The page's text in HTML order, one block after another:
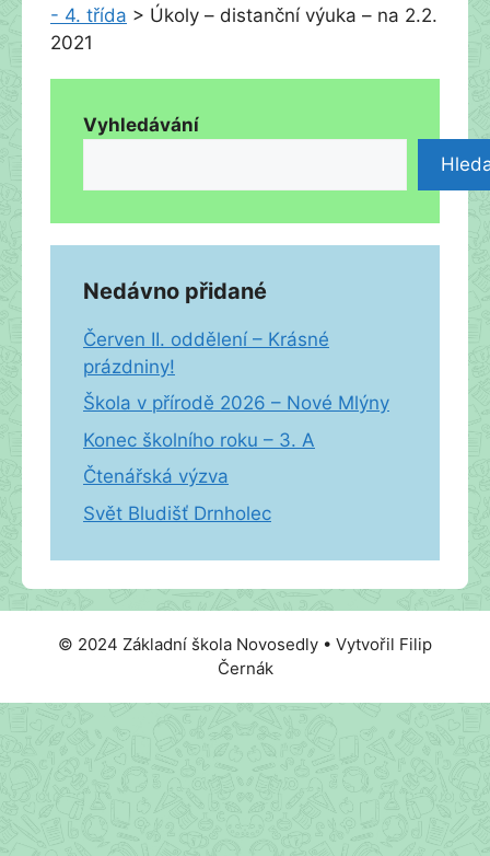
- 4. třída > Úkoly – distanční výuka – na 2.2.
2021
Vyhledávání
Nedávno přidané
Červen II. oddělení – Krásné
prázdniny!
Škola v přírodě 2026 – Nové Mlýny
Konec školního roku – 3. A
Čtenářská výzva
Svět Bludišť Drnholec
© 2024 Základní škola Novosedly • Vytvořil Filip
Černák